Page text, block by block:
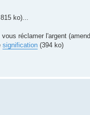
ko)...
réclamer l'argent
signification (394 ko)